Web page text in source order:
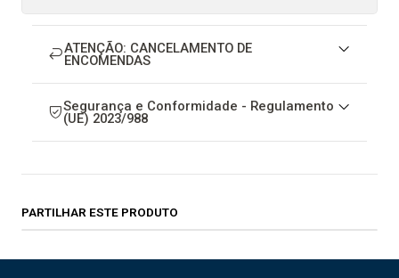
ATENÇÃO: CANCELAMENTO DE
ENCOMENDAS
Segurança e Conformidade - Regulamento
(UE) 2023/988
PARTILHAR ESTE PRODUTO